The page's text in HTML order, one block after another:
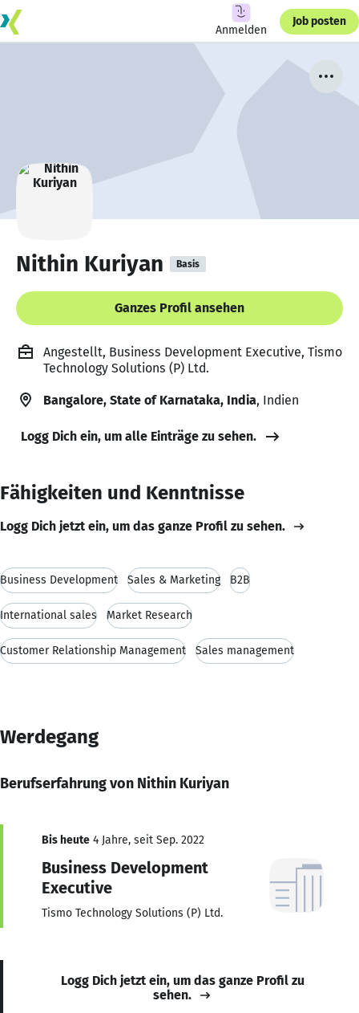
Anmelden
Job posten
Nithin Kuriyan Basis
Ganzes Profil ansehen
Angestellt, Business Development Executive, Tismo
Technology Solutions (P) Ltd.
Bangalore, State of Karnataka, India, Indien
Logg Dich ein, um alle Einträge zu sehen.
Fähigkeiten und Kenntnisse
Logg Dich jetzt ein, um das ganze Profil zu sehen.
Business Development Sales & Marketing B2B
International sales Market Research
Customer Relationship Management Sales management
Werdegang
Berufserfahrung von Nithin Kuriyan
Bis heute 4 Jahre, seit Sep. 2022
Business Development
Executive
Tismo Technology Solutions (P) Ltd.
Logg Dich jetzt ein, um das ganze Profil zu
sehen.